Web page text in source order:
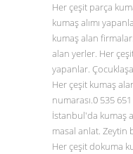
Her çeşit parça
kumaş alımı
kumaş alan
alan yerler. Her
yapanlar.
Her çeşit kumaş
numarası.0 535
İstanbul'da kumaş
masal anlat. Zeytin
Her çeşit dokuma